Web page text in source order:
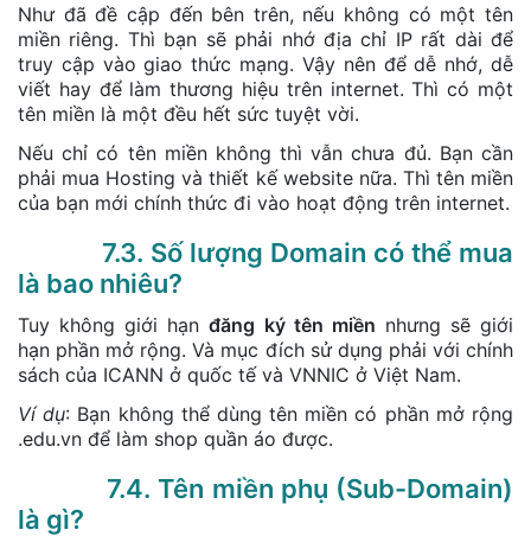
Như đã đề cập đến bên trên, nếu không có một tên
miền riêng. Thì bạn sẽ phải nhớ địa chỉ IP rất dài để
truy cập vào giao thức mạng. Vậy nên để dễ nhớ, dễ
viết hay để làm thương hiệu trên internet. Thì có một
tên miền là một đều hết sức tuyệt vời.
Nếu chỉ có tên miền không thì vẫn chưa đủ. Bạn cần
phải mua Hosting và thiết kế website nữa. Thì tên miền
của bạn mới chính thức đi vào hoạt động trên internet.
7.3. Số lượng Domain có thể mua
là bao nhiêu?
Tuy không giới hạnđăng ký tên miền nhưng sẽ giới
hạn phần mở rộng. Và mục đích sử dụng phải với chính
sách của ICANN ở quốc tế và VNNIC ở Việt Nam.
Ví dụ: Bạn không thể dùng tên miền có phần mở rộng
.edu.vn để làm shop quần áo được.
7.4. Tên miền phụ (Sub-Domain)
là gì?